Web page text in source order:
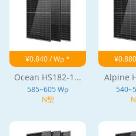
¥0.840 / Wp *
Ocean HS182-1...
585~605 Wp
N型
Alpine